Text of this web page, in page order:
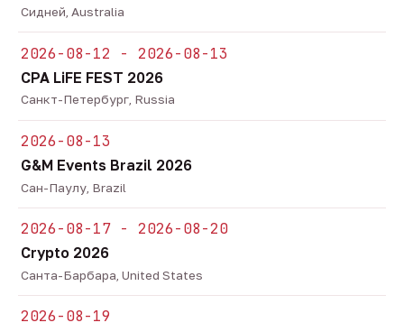
Сидней, Australia
2026-08-12 - 2026-08-13
CPA LiFE FEST 2026
Санкт-Петербург, Russia
2026-08-13
G&M Events Brazil 2026
Сан-Паулу, Brazil
2026-08-17 - 2026-08-20
Crypto 2026
Санта-Барбара, United States
2026-08-19